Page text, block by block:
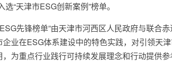
选“天津市ESG创新案例”榜单。
先锋榜单”由天津市河西区人民政府与联合
企业在ESG体系建设中的特色实践，对引领天
为重点行业践行可持续发展理念和行动提供参